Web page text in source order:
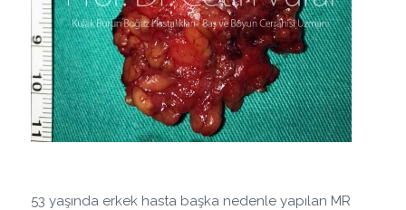
53 yaşında erkek hasta başka nedenle yapılan MR